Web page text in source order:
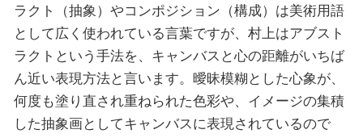
ラクト（抽象）やコンポジション（構成）は美術用語
として広く使われている言葉ですが、村上はアブスト
ラクトという手法を、キャンバスと心の距離がいちば
ん近い表現方法と言います。曖昧模糊とした心象が、
何度も塗り直され重ねられた色彩や、イメージの集積
した抽象画としてキャンバスに表現されているので